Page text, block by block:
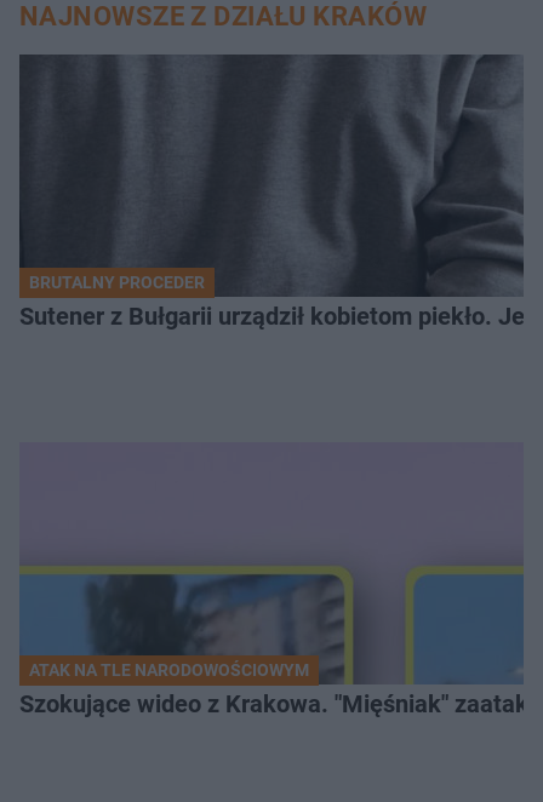
NAJNOWSZE Z DZIAŁU KRAKÓW
BRUTALNY PROCEDER
Sutener z Bułgarii urządził kobietom piekło.
ATAK NA TLE NARODOWOŚCIOWYM
Szokujące wideo z Krakowa. "Mięśniak"